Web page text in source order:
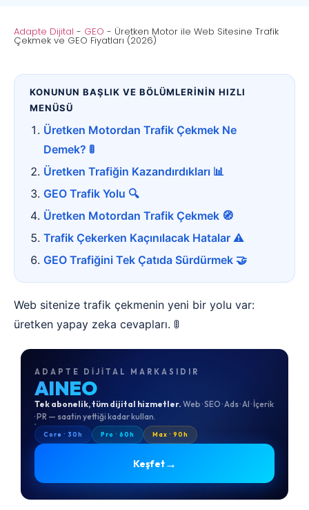
Adapte Dijital - GEO - Üretken Motor ile Web Sitesine Trafik
Çekmek ve GEO Fiyatları (2026)
KONUNUN BAŞLIK VE BÖLÜMLERİNİN HIZLI
MENÜSÜ
Üretken Motordan Trafik Çekmek Ne
Demek? 🚦
Üretken Trafiğin Kazandırdıkları 📊
GEO Trafik Yolu 🔍
Üretken Motordan Trafik Çekmek 🧭
Trafik Çekerken Kaçınılacak Hatalar ⚠️
GEO Trafiğini Tek Çatıda Sürdürmek 🤝
Web sitenize trafik çekmenin yeni bir yolu var:
üretken yapay zeka cevapları. 🚦
ADAPTE DIJITAL MARKASIDIR
AINEO
Tek abonelik, tüm dijital hizmetler. Web · SEO · Ads · AI · İçerik
· PR — saatin yettiği kadar kullan.
Core · 30h Pro · 60h Max · 90h
Keşfet→